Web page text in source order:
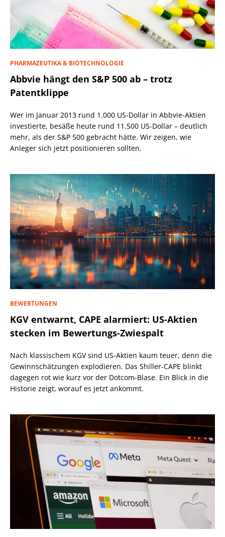
PHARMAZEUTIKA & BIOTECHNOLOGIE
Abbvie hängt den S&P 500 ab – trotz
Patentklippe
Wer im Januar 2013 rund 1.000 US-Dollar in Abbvie-Aktien
investierte, besäße heute rund 11.500 US-Dollar – deutlich
mehr, als der S&P 500 gebracht hätte. Wir zeigen, wie
Anleger sich jetzt positionieren sollten.
BEWERTUNGEN
KGV entwarnt, CAPE alarmiert: US-Aktien
stecken im Bewertungs-Zwiespalt
Nach klassischem KGV sind US-Aktien kaum teuer, denn die
Gewinnschätzungen explodieren. Das Shiller-CAPE blinkt
dagegen rot wie kurz vor der Dotcom-Blase. Ein Blick in die
Historie zeigt, worauf es jetzt ankommt.